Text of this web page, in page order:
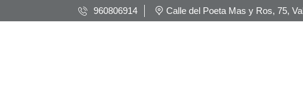
960806914 Calle del Poeta Mas y Ros, 75,